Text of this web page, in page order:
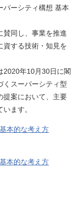
パーシティ構想 基本
同し、事業を推進
資する技術・知見を
2020年10月30日に閣
くスーパーシティ型
提案において、主要
ます。
本的な考え方
本的な考え方